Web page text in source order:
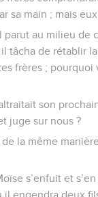
sa main ; mais
parut au milieu de
tâcha de rétablir
frères ; pourquoi
son
juge sur nous ?
la même
s’enfuit et
il engendra deux